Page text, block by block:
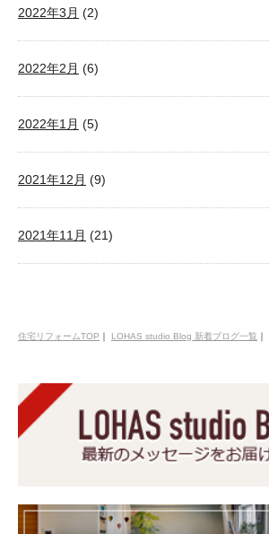
2022年3月 (2)
2022年2月 (6)
2022年1月 (5)
2021年12月 (9)
2021年11月 (21)
住宅リフォームTOP ｜ LOHAS studio Blog 新着ブログ一覧 ｜